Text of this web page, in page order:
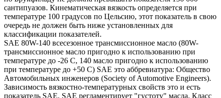
сантипуазов. Кинематическая вязкость определяется при
температуре 100 градусов по Цельсию, этот показатель в свою
очередь не должен быть ниже установленных для
классификации показателей.
SAE 80W-140 всесезонное трансмиссионное масло (80W-
трансмиссионное масло пригодно к использованию при
температуре до -26 С, 140 масло пригодно к использованию
при температуре до +50 С) SAE это аббревиатура: Общество
Автомобильных инженеров (Society of Automotive Engineers).
Зависимость вязкостно-температурных свойств это и есть
показатель SAE. SAE регламентирует "густоту" масла. Класс